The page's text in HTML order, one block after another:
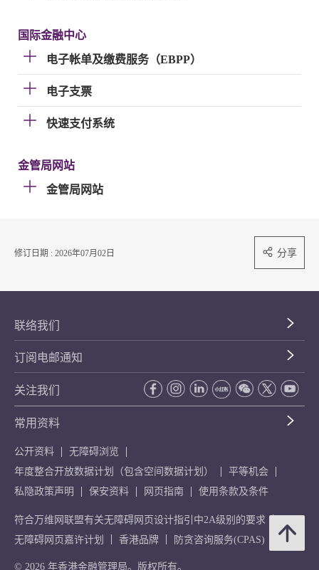
国际金融中心
电子帐单及缴费服务（EBPP）
电子支票
快速支付系统
金管局网站
金管局网站
修订日期 : 2026年07月02日 分享
联络我们
订阅电邮通知
关注我们
常用资料
公开资料
无障碍浏览
年度整合开放数据计划（包含空间数据计划）
平等机会
私隐政策声明
保安资料 网页指南 使用条款及条件
符合万维网联盟有关无障碍网页设计指引中2A级别的要求
无障碍网页嘉许计划
香港品牌 防贪咨询服务(CPAS)
© 2026 年香港金融管理局。版权所有。